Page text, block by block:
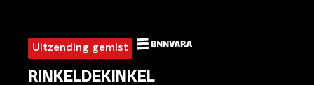
Uitzending gemist
RINKELDEKINKEL